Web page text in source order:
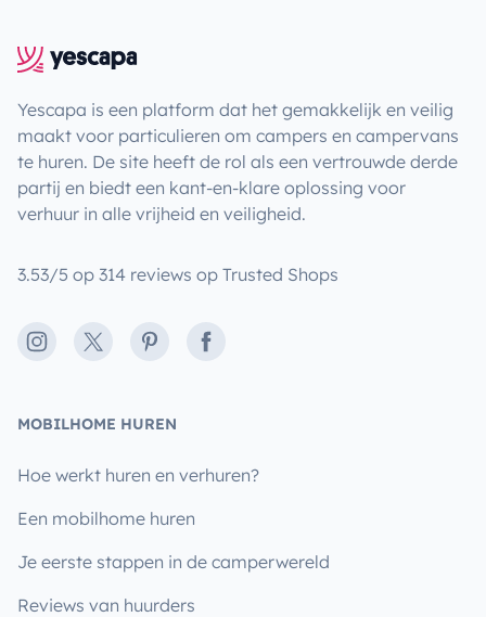
Yescapa is een platform dat het gemakkelijk en veilig
maakt voor particulieren om campers en campervans
te huren. De site heeft de rol als een vertrouwde derde
partij en biedt een kant-en-klare oplossing voor
verhuur in alle vrijheid en veiligheid.
3.53/5 op 314 reviews op Trusted Shops
Instagram
X PinterestFacebook
MOBILHOME HUREN
Hoe werkt huren en verhuren?
Een mobilhome huren
Je eerste stappen in de camperwereld
Reviews van huurders